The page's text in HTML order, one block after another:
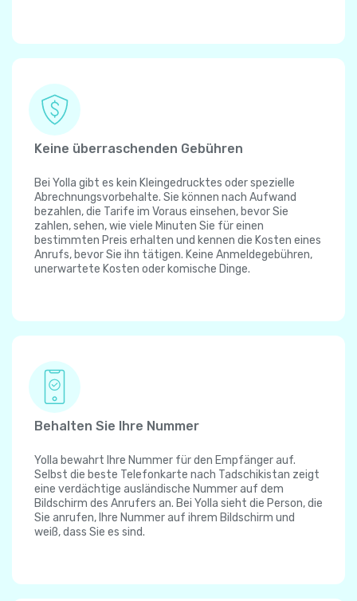
Keine überraschenden Gebühren
Bei Yolla gibt es kein Kleingedrucktes oder spezielle
Abrechnungsvorbehalte. Sie können nach Aufwand
bezahlen, die Tarife im Voraus einsehen, bevor Sie
zahlen, sehen, wie viele Minuten Sie für einen
bestimmten Preis erhalten und kennen die Kosten eines
Anrufs, bevor Sie ihn tätigen. Keine Anmeldegebühren,
unerwartete Kosten oder komische Dinge.
Behalten Sie Ihre Nummer
Yolla bewahrt Ihre Nummer für den Empfänger auf.
Selbst die beste Telefonkarte nach Tadschikistan zeigt
eine verdächtige ausländische Nummer auf dem
Bildschirm des Anrufers an. Bei Yolla sieht die Person, die
Sie anrufen, Ihre Nummer auf ihrem Bildschirm und
weiß, dass Sie es sind.